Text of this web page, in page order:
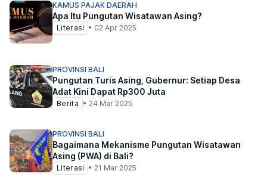
KAMUS PAJAK DAERAH
Apa Itu Pungutan Wisatawan Asing?
Literasi • 02 Apr 2025
PROVINSI BALI
Pungutan Turis Asing, Gubernur: Setiap Desa
Adat Kini Dapat Rp300 Juta
Berita • 24 Mar 2025
PROVINSI BALI
Bagaimana Mekanisme Pungutan Wisatawan
Asing (PWA) di Bali?
Literasi • 21 Mar 2025